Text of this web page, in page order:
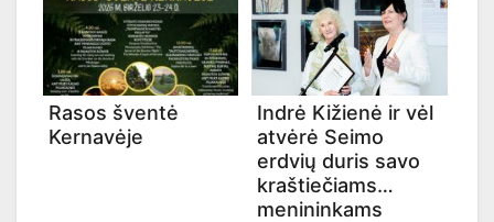
Rasos šventė
Kernavėje
Indrė Kižienė ir vėl
atvėrė Seimo
erdvių duris savo
kraštiečiams
menininkams